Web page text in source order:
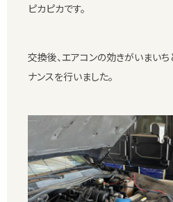
ピカピカです。
交換後、エアコンの効きがいまい
ナンスを行いました。